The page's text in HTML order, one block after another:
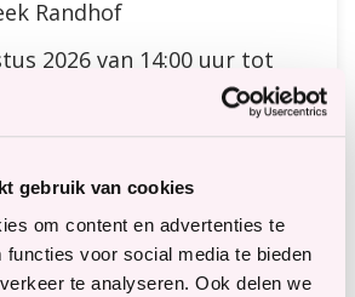
gebruik van cookies
om content en advertenties te
functies voor social media te bieden
te analyseren. Ook delen we
Randhof
2026van 14:00 uur tot
/ kennis